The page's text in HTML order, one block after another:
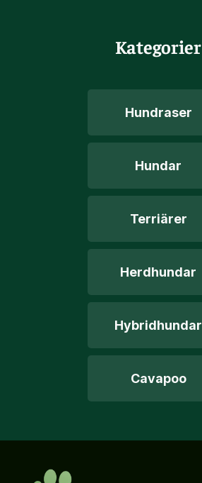
Kategorier
Hundraser
Hundar
Terriärer
Herdhundar
Hybridhundar
Cavapoo